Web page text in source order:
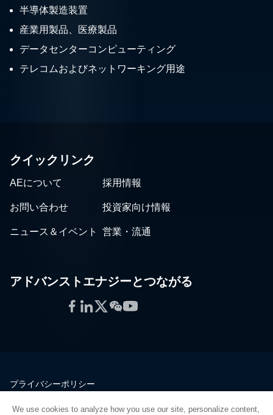
半導体製造装置
産業用製品、医療製品
データセンターコンピューティング
テレコムおよびネットワーキング用途
クイックリンク
AEについて 採用情報
お問い合わせ 投資家向け情報
ニュース＆イベント 営業・流通
アドバンストエナジーとつながる
Facebook
LinkedIn
Twitter
WeChat
YouTube
プライバシーポリシー
We use cookies to analyze how you use our site, personalize content,